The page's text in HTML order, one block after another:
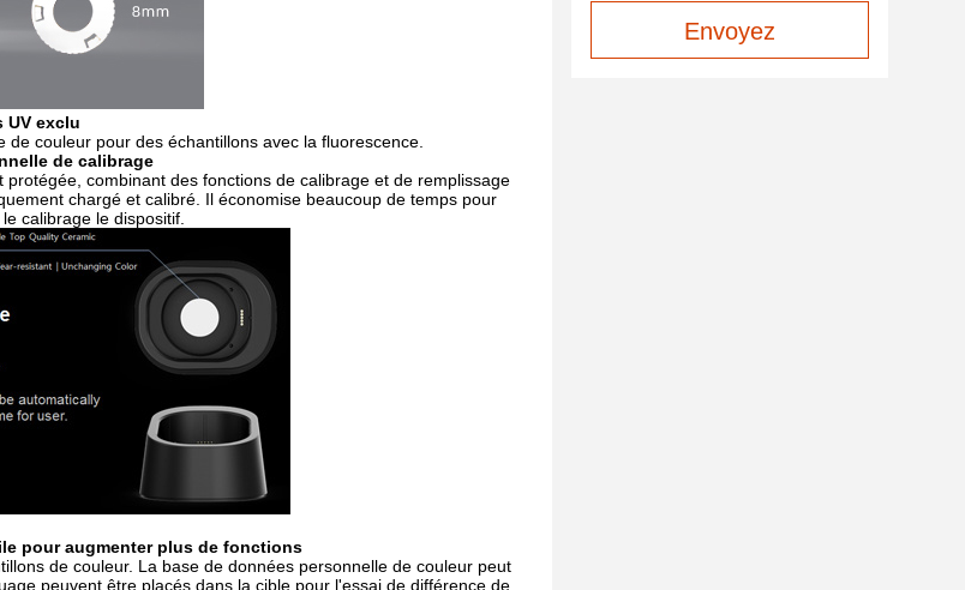
UV exclu
couleur pour des échantillons avec la fluorescence.
de calibrage
combinant des fonctions de calibrage et de remplissage
chargé et calibré. Il économise beaucoup de temps pour
calibrage le dispositif.
pour augmenter plus de fonctions
de couleur. La base de données personnelle de couleur peut
peuvent être placés dans la cible pour l'essai de différence de
Envoyez